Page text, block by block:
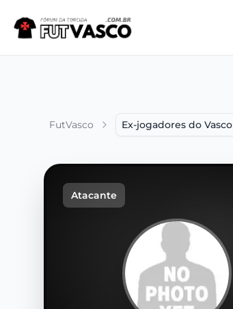
FutVasco Ex-jogadores do Vasco
Atacante